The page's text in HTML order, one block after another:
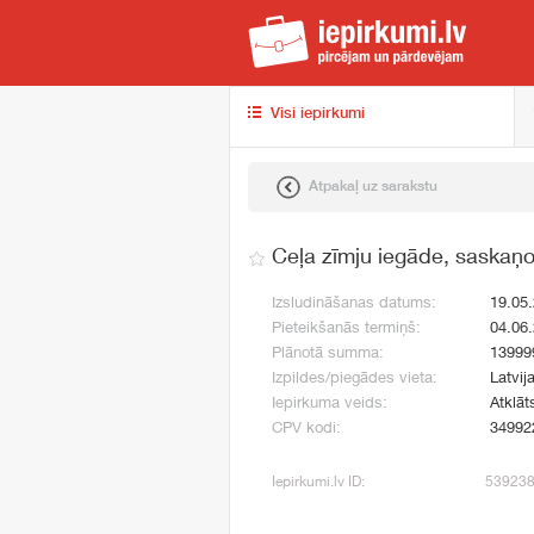
Visi iepirkumi
Atpakaļ uz sarakstu
Ceļa zīmju iegāde,
Izsludināšanas datums:
Pieteikšanās termiņš:
Plānotā summa:
Izpildes/piegādes vieta:
Iepirkuma veids:
CPV kodi:
Iepirkumi.lv ID: